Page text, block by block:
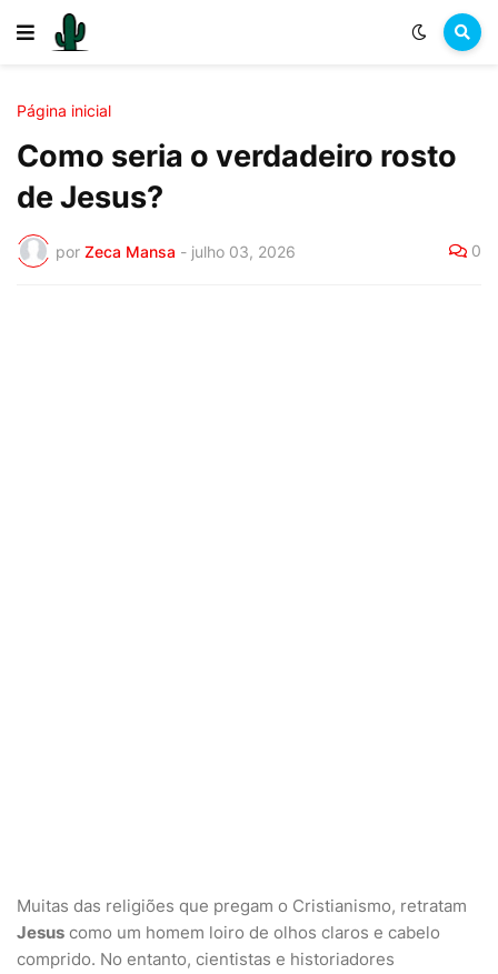
Página inicial
Como seria o verdadeiro rosto
de Jesus?
por Zeca Mansa - julho 03, 2026 0
Muitas das religiões que pregam o Cristianismo, retratam
Jesus como um homem loiro de olhos claros e cabelo
comprido. No entanto, cientistas e historiadores